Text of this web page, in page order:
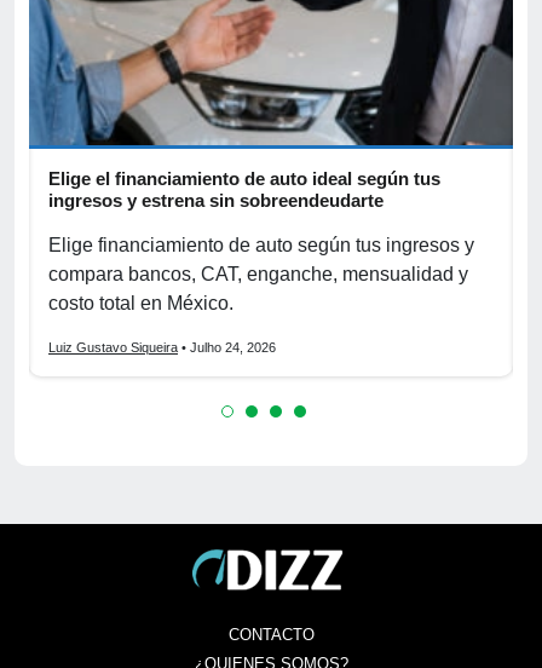
Elige el financiamiento de auto ideal según tus
ingresos y estrena sin sobreendeudarte
Elige financiamiento de auto según tus ingresos y
compara bancos, CAT, enganche, mensualidad y
costo total en México.
Luiz Gustavo Siqueira • Julho 24, 2026
CONTACTO
¿QUIENES SOMOS?